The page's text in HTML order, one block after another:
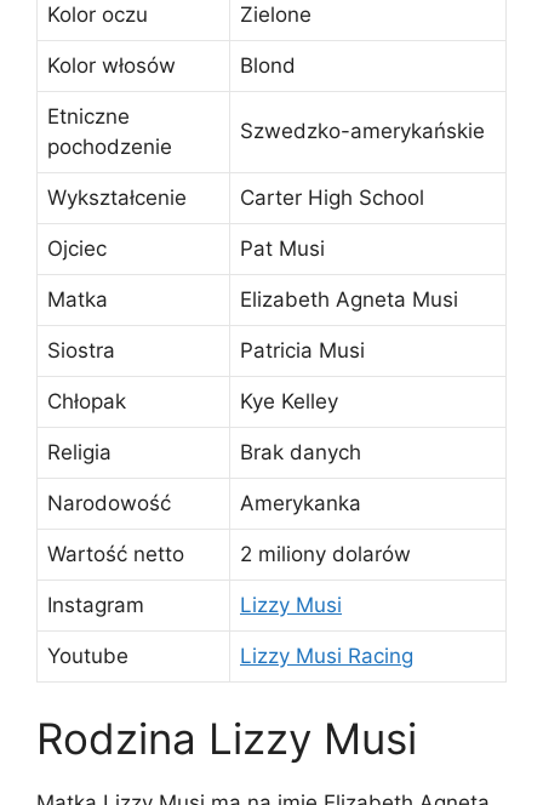
Kolor oczu Zielone
Kolor włosów Blond
Etniczne
pochodzenie
Szwedzko-amerykańskie
Wykształcenie Carter High School
Ojciec Pat Musi
Matka Elizabeth Agneta Musi
Siostra Patricia Musi
Chłopak Kye Kelley
Religia Brak danych
Narodowość Amerykanka
Wartość netto 2 miliony dolarów
Instagram Lizzy Musi
Youtube Lizzy Musi Racing
Rodzina Lizzy Musi